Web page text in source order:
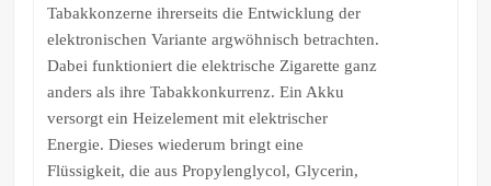
Tabakkonzerne ihrerseits die Entwicklung der
elektronischen Variante argwöhnisch betrachten.
Dabei funktioniert die elektrische Zigarette ganz
anders als ihre Tabakkonkurrenz. Ein Akku
versorgt ein Heizelement mit elektrischer
Energie. Dieses wiederum bringt eine
Flüssigkeit, die aus Propylenglycol, Glycerin,